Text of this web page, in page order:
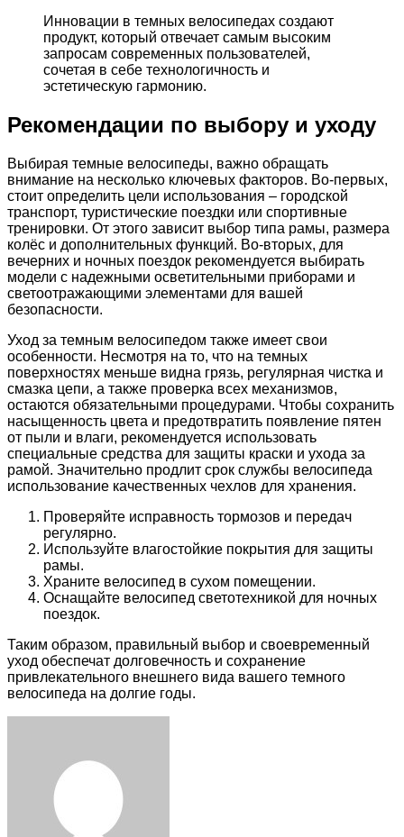
Инновации в темных велосипедах создают
продукт, который отвечает самым высоким
запросам современных пользователей,
сочетая в себе технологичность и
эстетическую гармонию.
Рекомендации по выбору и уходу
Выбирая темные велосипеды, важно обращать
внимание на несколько ключевых факторов. Во-первых,
стоит определить цели использования – городской
транспорт, туристические поездки или спортивные
тренировки. От этого зависит выбор типа рамы, размера
колёс и дополнительных функций. Во-вторых, для
вечерних и ночных поездок рекомендуется выбирать
модели с надежными осветительными приборами и
светоотражающими элементами для вашей
безопасности.
Уход за темным велосипедом также имеет свои
особенности. Несмотря на то, что на темных
поверхностях меньше видна грязь, регулярная чистка и
смазка цепи, а также проверка всех механизмов,
остаются обязательными процедурами. Чтобы сохранить
насыщенность цвета и предотвратить появление пятен
от пыли и влаги, рекомендуется использовать
специальные средства для защиты краски и ухода за
рамой. Значительно продлит срок службы велосипеда
использование качественных чехлов для хранения.
Проверяйте исправность тормозов и передач
регулярно.
Используйте влагостойкие покрытия для защиты
рамы.
Храните велосипед в сухом помещении.
Оснащайте велосипед светотехникой для ночных
поездок.
Таким образом, правильный выбор и своевременный
уход обеспечат долговечность и сохранение
привлекательного внешнего вида вашего темного
велосипеда на долгие годы.